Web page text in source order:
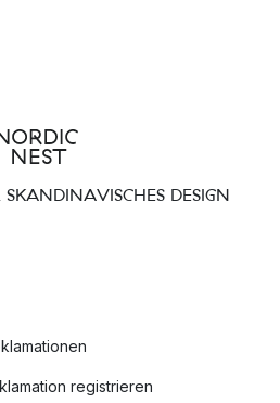
DESIGN
registrieren